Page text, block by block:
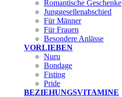
Romantische Geschenke
Junggesellenabschied
Für Männer
Für Frauen
Besondere Anlässe
VORLIEBEN
Nuru
Bondage
Fisting
Pride
BEZIEHUNGSVITAMINE